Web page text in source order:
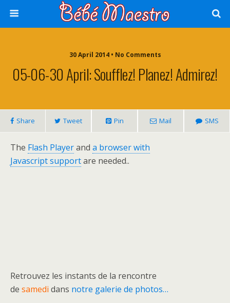
30 April 2014 • No Comments
05-06-30 April: Soufflez! Planez! Admirez!
Share Tweet Pin Mail SMS
The Flash Playerand a browser with
Javascript supportare needed..
Retrouvez les instants de la rencontre
de samedi dans notre galerie de photos…